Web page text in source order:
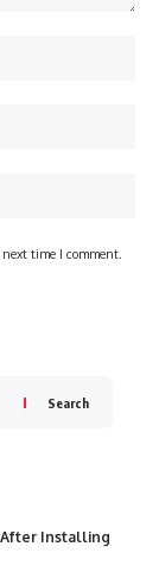
time I comment.
Search
Installing